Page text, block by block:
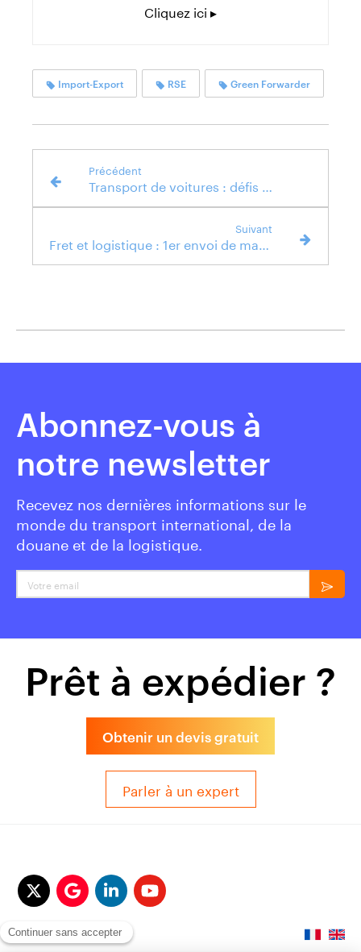
Cliquez ici ▸
Import-Export RSE Green Forwarder
Précédent
Transport de voitures : défis et opportunités de la logistique automobile
Suivant
Fret et logistique : 1er envoi de marchandises à l’international
Abonnez-vous à
notre newsletter
Recevez nos dernières informations sur le
monde du transport international, de la
douane et de la logistique.
Votre email
Prêt à expédier ?
Obtenir un devis gratuit
Parler à un expert